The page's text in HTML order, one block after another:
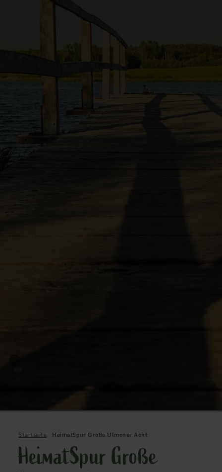
Startseite HeimatSpur Große Ulmener Acht
HeimatSpur Große